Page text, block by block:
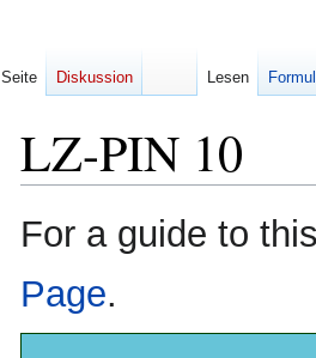
LZ-PIN 10
Zur
Navigation
Zur
Suche
For a guide to
Page.
Seite Diskussion Lesen